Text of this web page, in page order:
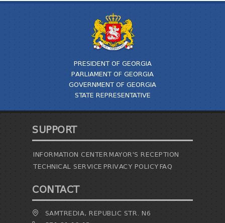
PRESIDENT OF GEORGIA
PARLIAMENT OF GEORGIA
GOVERNMENT OF GEORGIA
STATE REPRESENTATIVE
SUPPORT
INFORMATION CENTERMAYOR'S RECEPTION
TECHNICAL SERVICE PRIVACY POLICYFAQ
CONTACT
SAMTREDIA, REPUBLIC STR. N6